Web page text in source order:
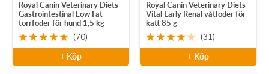
pris
Royal Canin Veterinary Diets
Gastrointestinal Low Fat
torrfoder för hund 1,5 kg
(70)
+ Köp
pris
Royal Canin Veterinary Diets
Vital Early Renal våtfoder för
katt 85 g
(31)
+ Köp